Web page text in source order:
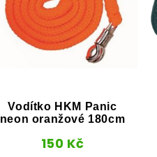
Vodítko HKM Panic
neon oranžové 180cm
150 Kč